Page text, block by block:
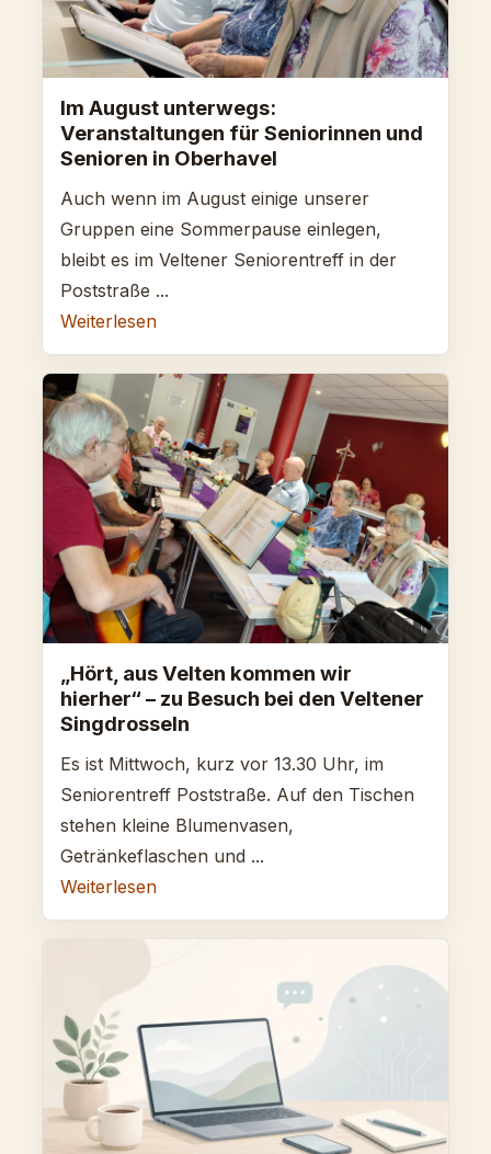
Im August unterwegs:
Veranstaltungen für Seniorinnen und
Senioren in Oberhavel
Auch wenn im August einige unserer
Gruppen eine Sommerpause einlegen,
bleibt es im Veltener Seniorentreff in der
Poststraße ...
Weiterlesen
„Hört, aus Velten kommen wir
hierher“ – zu Besuch bei den Veltener
Singdrosseln
Es ist Mittwoch, kurz vor 13.30 Uhr, im
Seniorentreff Poststraße. Auf den Tischen
stehen kleine Blumenvasen,
Getränkeflaschen und ...
Weiterlesen